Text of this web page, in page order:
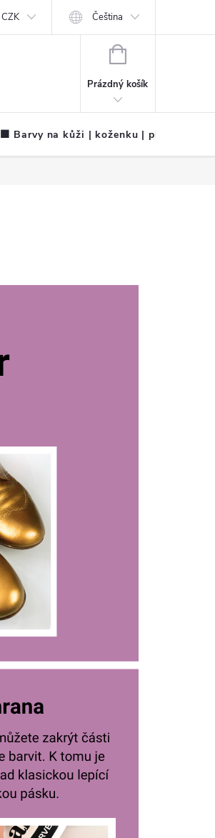
CZK Čeština
NÁKUPNÍ
Prázdný košík
🟧 Barvy na kůži | koženku | plátno